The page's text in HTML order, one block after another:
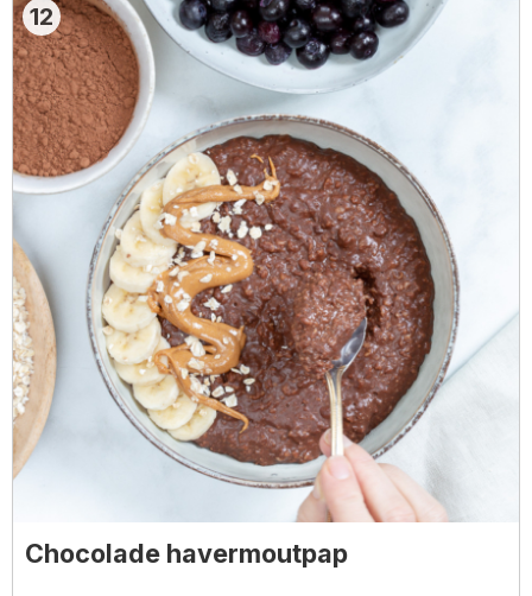
12
Chocolade havermoutpap